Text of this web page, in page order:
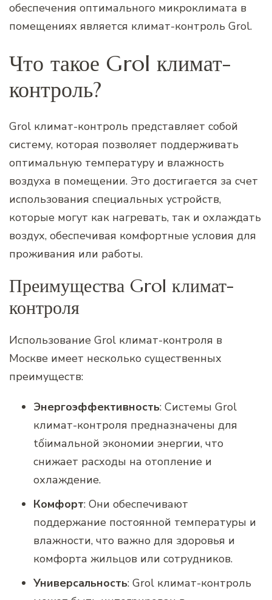
обеспечения оптимального микроклимата в
помещениях является климат-контроль Grol.
Что такое Grol климат-
контроль?
Grol климат-контроль представляет собой
систему, которая позволяет поддерживать
оптимальную температуру и влажность
воздуха в помещении. Это достигается за счет
использования специальных устройств,
которые могут как нагревать, так и охлаждать
воздух, обеспечивая комфортные условия для
проживания или работы.
Преимущества Grol климат-
контроля
Использование Grol климат-контроля в
Москве имеет несколько существенных
преимуществ:
Энергоэффективность: Системы Grol
климат-контроля предназначены для
tốiимальной экономии энергии, что
снижает расходы на отопление и
охлаждение.
Комфорт: Они обеспечивают
поддержание постоянной температуры и
влажности, что важно для здоровья и
комфорта жильцов или сотрудников.
Универсальность: Grol климат-контроль